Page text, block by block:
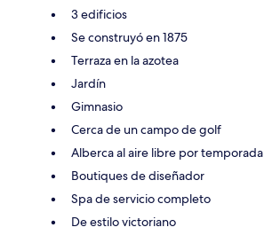
3 edificios
Se construyó en 1875
Terraza en la azotea
Jardín
Gimnasio
Cerca de un campo de golf
Alberca al aire libre por temporada
Boutiques de diseñador
Spa de servicio completo
De estilo victoriano